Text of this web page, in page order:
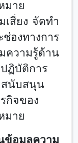
มาย
สี่ยง จัดทำ
งทางการ
วามรู้ด้าน
ฏิบัติการ
สนับสนุน
กิจของ
มาย
มูลความ